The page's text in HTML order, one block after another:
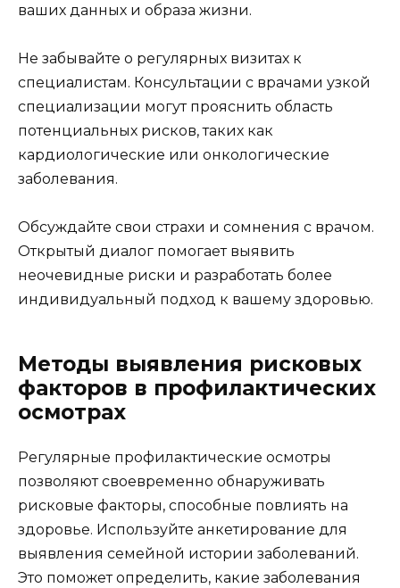
ваших данных и образа жизни.
Не забывайте о регулярных визитах к
специалистам. Консультации с врачами узкой
специализации могут прояснить область
потенциальных рисков, таких как
кардиологические или онкологические
заболевания.
Обсуждайте свои страхи и сомнения с врачом.
Открытый диалог помогает выявить
неочевидные риски и разработать более
индивидуальный подход к вашему здоровью.
Методы выявления рисковых
факторов в профилактических
осмотрах
Регулярные профилактические осмотры
позволяют своевременно обнаруживать
рисковые факторы, способные повлиять на
здоровье. Используйте анкетирование для
выявления семейной истории заболеваний.
Это поможет определить, какие заболевания